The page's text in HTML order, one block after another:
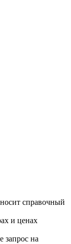
справочный
и ценах
запрос на